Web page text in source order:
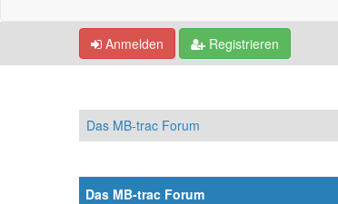
Anmelden Registrieren
Das MB-trac Forum
Das MB-trac Forum